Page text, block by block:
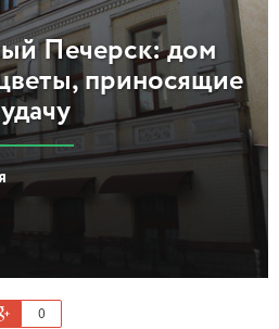
Печерск: дом
приносящие
удачу
0